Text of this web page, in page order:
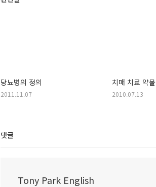
당뇨병의 정의
2011.11.07
치매 치료 약물
2010.07.13
댓글
Tony Park English